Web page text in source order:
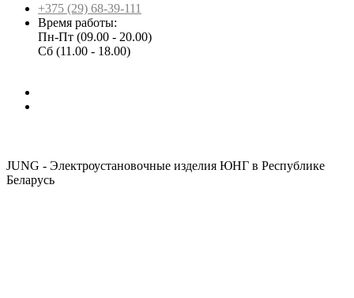
+375 (29) 68-39-111
Время работы:
Пн-Пт (09.00 - 20.00)
Сб (11.00 - 18.00)
JUNG - Электроустановочные изделия ЮНГ в Республике
Беларусь